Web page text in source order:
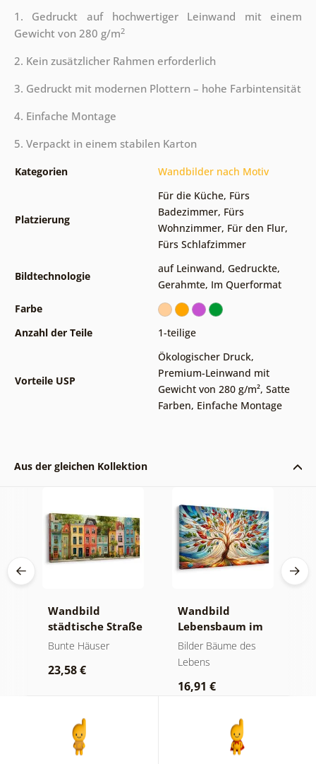
1. Gedruckt auf hochwertiger Leinwand mit einem
Gewicht von 280 g/m2
2. Kein zusätzlicher Rahmen erforderlich
3. Gedruckt mit modernen Plottern – hohe Farbintensität
4. Einfache Montage
5. Verpackt in einem stabilen Karton
Kategorien Wandbilder nach Motiv
Platzierung
Für die Küche, Fürs
Badezimmer, Fürs
Wohnzimmer, Für den Flur,
Fürs Schlafzimmer
Bildtechnologie
auf Leinwand, Gedruckte,
Gerahmte, Im Querformat
Farbe
Anzahl der Teile
1-teilige
Vorteile USP
Ökologischer Druck,
Premium-Leinwand mit
Gewicht von 280 g/m², Satte
Farben, Einfache Montage
Aus der gleichen Kollektion
Wandbild
städtische Straße
mit Häusern
Bunte Häuser
23,58 €
Wandbild
Lebensbaum im
bunten
Glasfenster
Bilder Bäume des
Lebens
16,91 €